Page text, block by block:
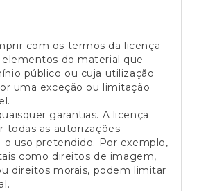
com os termos da licença
do material que
público ou cuja utilização
uma exceção ou limitação
garantias. A licença
todas as autorizações
o uso pretendido. Por exemplo,
como direitos de imagem,
direitos morais, podem limitar